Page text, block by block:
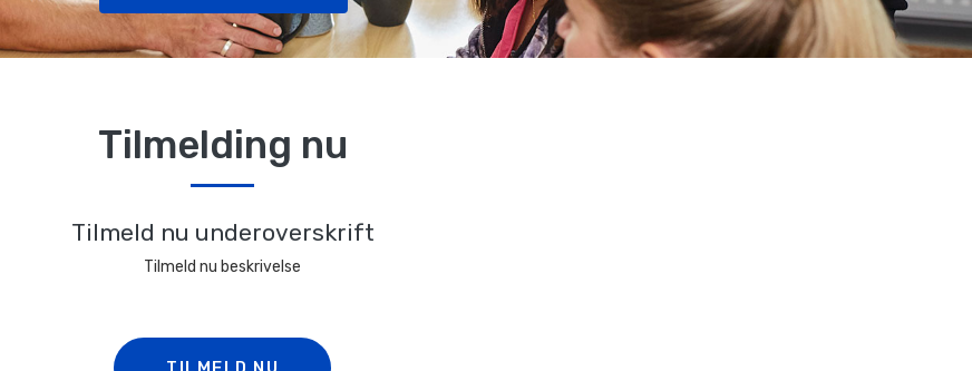
Tilmelding nu
Tilmeld nu underoverskrift
Tilmeld nu beskrivelse